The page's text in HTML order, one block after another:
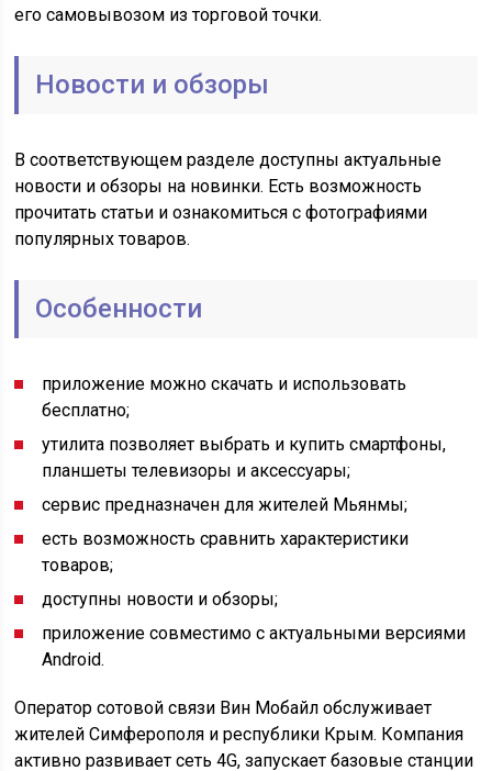
его самовывозом из торговой точки.
Новости и обзоры
В соответствующем разделе доступны актуальные
новости и обзоры на новинки. Есть возможность
прочитать статьи и ознакомиться с фотографиями
популярных товаров.
Особенности
приложение можно скачать и использовать
бесплатно;
утилита позволяет выбрать и купить смартфоны,
планшеты телевизоры и аксессуары;
сервис предназначен для жителей Мьянмы;
есть возможность сравнить характеристики
товаров;
доступны новости и обзоры;
приложение совместимо с актуальными версиями
Android.
Оператор сотовой связи Вин Мобайл обслуживает
жителей Симферополя и республики Крым. Компания
активно развивает сеть 4G, запускает базовые станции